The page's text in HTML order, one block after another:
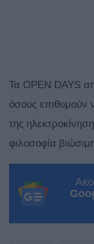
Τα OPEN DAYS
όσους επιθυμούν
της
φιλοσοφία